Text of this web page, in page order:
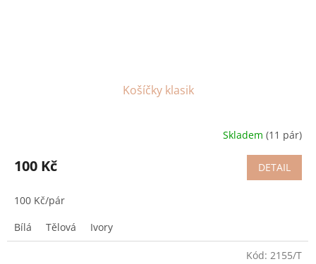
Košíčky klasik
Skladem (11 pár)
100 Kč DETAIL
100 Kč/pár
Bílá
Tělová Ivory
Kód: 2155/T